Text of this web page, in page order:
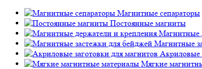
Магнитные сепараторы
Постоянные магниты
Магнитные
Магнитные
Акриловые
Мягкие